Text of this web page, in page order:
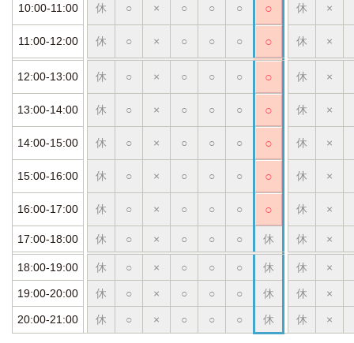
10:00-11:00 休 ○ × ○ ○ ○ ○ 休 ×
11:00-12:00 休 ○ × ○ ○ ○ ○ 休 ×
12:00-13:00 休 ○ × ○ ○ ○ ○ 休 ×
13:00-14:00 休 ○ × ○ ○ ○ ○ 休 ×
14:00-15:00 休 ○ × ○ ○ ○ ○ 休 ×
15:00-16:00 休 ○ × ○ ○ ○ ○ 休 ×
16:00-17:00 休 ○ × ○ ○ ○ ○ 休 ×
17:00-18:00 休 ○ × ○ ○ ○ 休 休 ×
18:00-19:00 休 ○ × ○ ○ ○ 休 休 ×
19:00-20:00 休 ○ × ○ ○ ○ 休 休 ×
20:00-21:00 休 ○ × ○ ○ ○ 休 休 ×